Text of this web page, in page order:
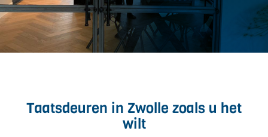
Taatsdeuren in Zwolle zoals u het
wilt